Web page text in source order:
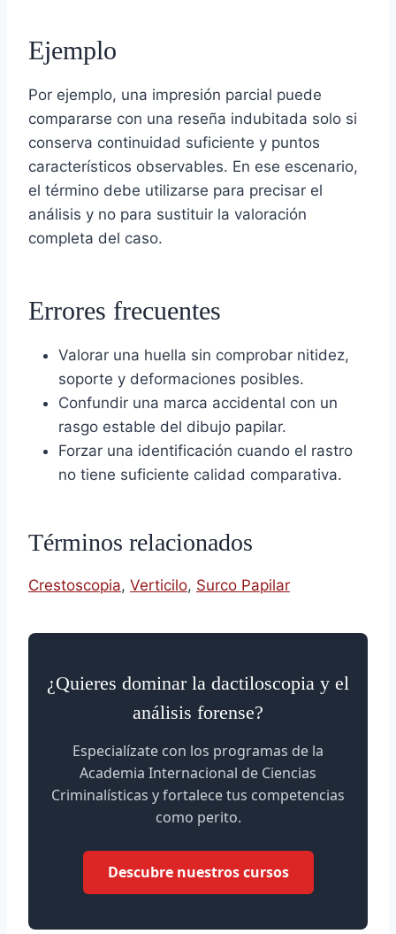
Ejemplo
Por ejemplo, una impresión parcial puede
compararse con una reseña indubitada solo si
conserva continuidad suficiente y puntos
característicos observables. En ese escenario,
el término debe utilizarse para precisar el
análisis y no para sustituir la valoración
completa del caso.
Errores frecuentes
Valorar una huella sin comprobar nitidez,
soporte y deformaciones posibles.
Confundir una marca accidental con un
rasgo estable del dibujo papilar.
Forzar una identificación cuando el rastro
no tiene suficiente calidad comparativa.
Términos relacionados
Crestoscopia, Verticilo, Surco Papilar
¿Quieres dominar la dactiloscopia y el
análisis forense?
Especialízate con los programas de la
Academia Internacional de Ciencias
Criminalísticas y fortalece tus competencias
como perito.
Descubre nuestros cursos